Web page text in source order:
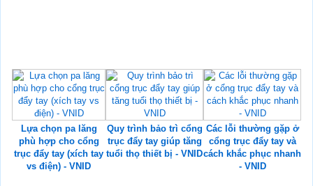
Lựa chọn pa lăng
phù hợp cho cổng
trục đẩy tay (xích tay
vs điện) - VNID
Quy trình bảo trì cổng
trục đẩy tay giúp tăng
tuổi thọ thiết bị - VNID
Các lỗi thường gặp ở
cổng trục đẩy tay và
cách khắc phục nhanh
- VNID